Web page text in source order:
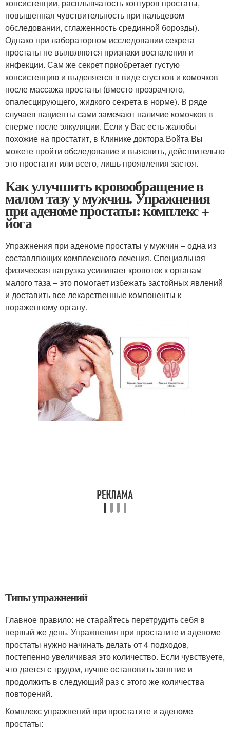
консистенции, расплывчатость контуров простаты,
повышенная чувствительность при пальцевом
обследовании, сглаженность срединной борозды).
Однако при лабораторном исследовании секрета
простаты не выявляются признаки воспаления и
инфекции. Сам же секрет приобретает густую
консистенцию и выделяется в виде сгустков и комочков
после массажа простаты (вместо прозрачного,
опалесцирующего, жидкого секрета в норме). В ряде
случаев пациенты сами замечают наличие комочков в
сперме после эякуляции. Если у Вас есть жалобы
похожие на простатит, в Клинике доктора Войта Вы
можете пройти обследование и выяснить, действительно
это простатит или всего, лишь проявления застоя.
Как улучшить кровообращение в
малом тазу у мужчин. Упражнения
при аденоме простаты: комплекс +
йога
Упражнения при аденоме простаты у мужчин – одна из
составляющих комплексного лечения. Специальная
физическая нагрузка усиливает кровоток к органам
малого таза – это помогает избежать застойных явлений
и доставить все лекарственные компоненты к
пораженному органу.
Типы упражнений
Главное правило: не старайтесь перетрудить себя в
первый же день. Упражнения при простатите и аденоме
простаты нужно начинать делать от 4 подходов,
постепенно увеличивая это количество. Если чувствуете,
что дается с трудом, лучше остановить занятие и
продолжить в следующий раз с этого же количества
повторений.
Комплекс упражнений при простатите и аденоме
простаты: